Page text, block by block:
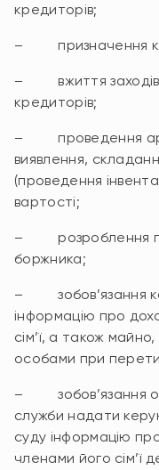
кредиторів;
– призначення
– вжиття заходів
кредиторів;
– проведення
виявлення,
(проведення
вартості;
– розроблення
боржника;
– зобов’язання
інформацію про
сім’ї, а також
особами при
– зобов’язання
служби надати
суду інформацію
членами його сім’ї